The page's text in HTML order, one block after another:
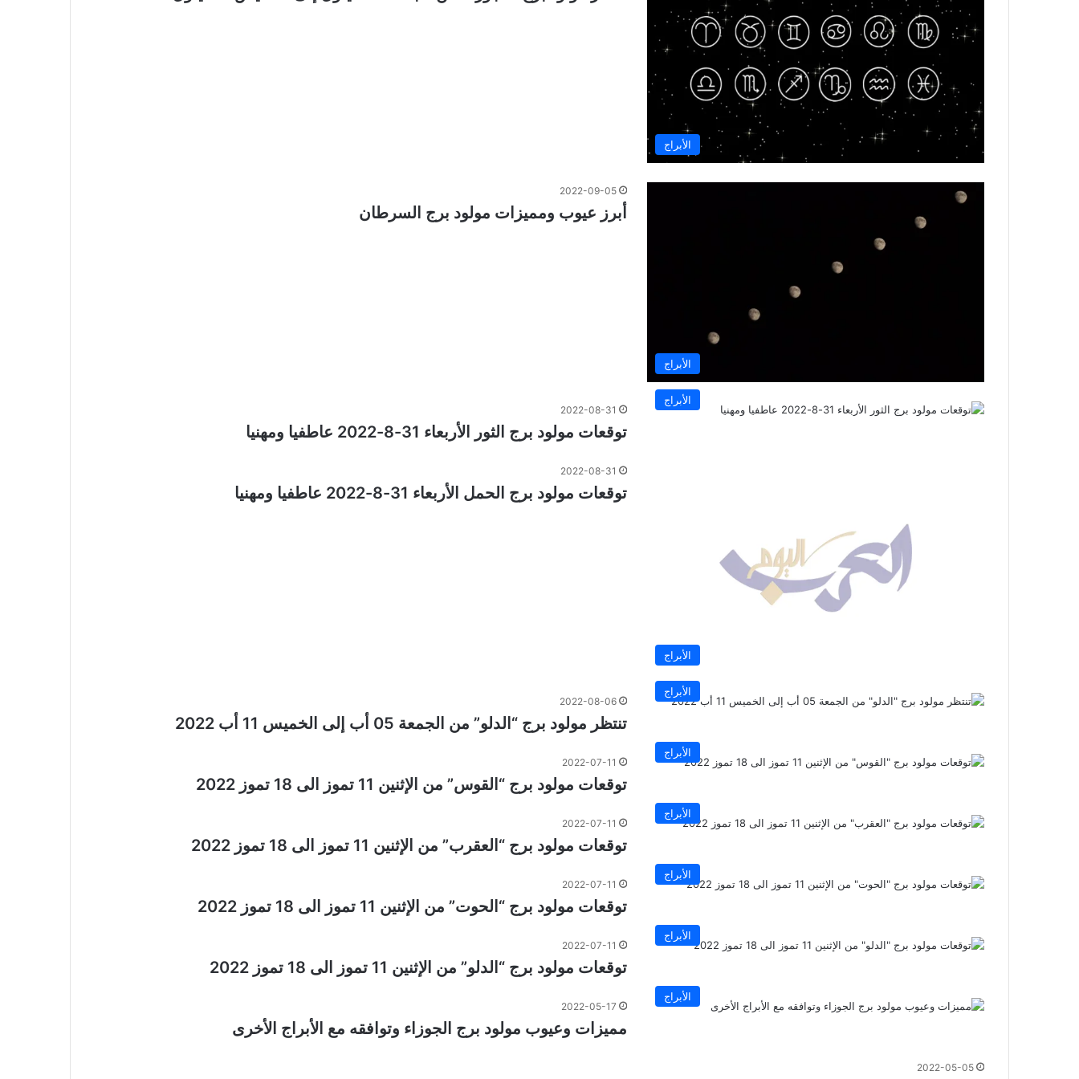
الأبراج
الأبراج
2022-09-05
أبرز عيوب ومميزات مولود برج السرطان
الأبراج
2022-08-31
توقعات مولود برج الثور الأربعاء 31-8-2022 عاطفيا ومهنيا
الأبراج
2022-08-31
توقعات مولود برج الحمل الأربعاء 31-8-2022 عاطفيا ومهنيا
الأبراج
2022-08-06
تنتظر مولود برج “الدلو” من الجمعة 05 أب إلى الخميس 11 أب 2022
الأبراج
2022-07-11
توقعات مولود برج “القوس” من الإثنين 11 تموز الى 18 تموز 2022
الأبراج
2022-07-11
توقعات مولود برج “العقرب” من الإثنين 11 تموز الى 18 تموز 2022
الأبراج
2022-07-11
توقعات مولود برج “الحوت” من الإثنين 11 تموز الى 18 تموز 2022
الأبراج
2022-07-11
توقعات مولود برج “الدلو” من الإثنين 11 تموز الى 18 تموز 2022
الأبراج
2022-05-17
مميزات وعيوب مولود برج الجوزاء وتوافقه مع الأبراج الأخرى
2022-05-05